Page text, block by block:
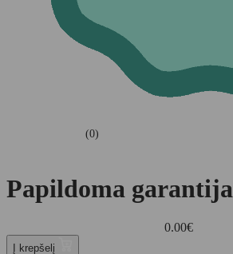
(0)
Papildoma garantija
0.00€
Į krepšelį